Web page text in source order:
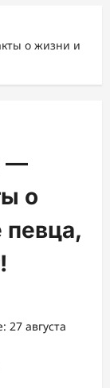
о жизни и
—
о
певца,
27 августа